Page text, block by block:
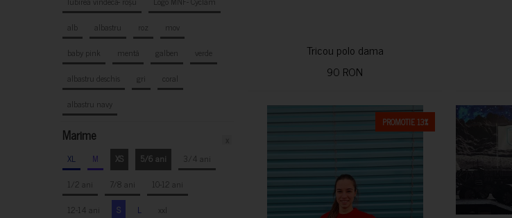
alb
albastru roz
mov
baby pink
mentă galben
verde
albastru deschis
gri
coral
albastru navy
Marime
XL M XS 5/6 ani
3/4 ani
1/2 ani
7/8 ani
10-12 ani
12-14 ani
S L xxl
Tricou polo dama
90 RON
PROMOTIE 13%